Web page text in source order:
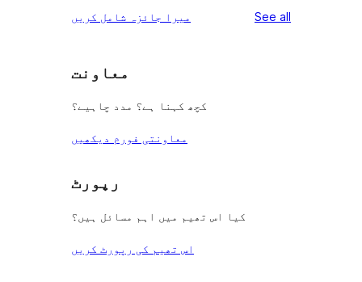
میرا جائزہ شامل کریں See all
معاونت
کچھ کہنا ہے؟ مدد چاہیے؟
معاونتی فورم دیکھیں
رپورٹ
کیا اس تھیم میں اہم مسائل ہیں؟
اس تھیم کی رپورٹ کریں